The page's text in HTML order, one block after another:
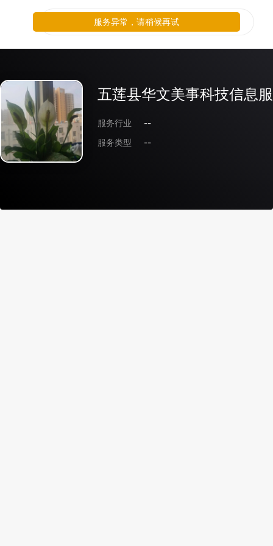
五莲县华文美事科技信息
服务行业
--
服务类型
--
服务异常，请稍候再试